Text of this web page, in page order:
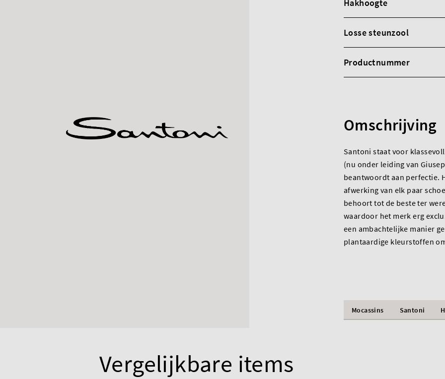
Hakhoogte
Losse steunzool
Productnummer
Omschrijving
Santoni staat voor
(nu onder leiding van
beantwoordt aan perfectie.
afwerking van elk paar
behoort tot de beste ter
waardoor het merk erg
een ambachtelijke manier
plantaardige kleurstoffen
Mocassins Santoni
Vergelijkbare items